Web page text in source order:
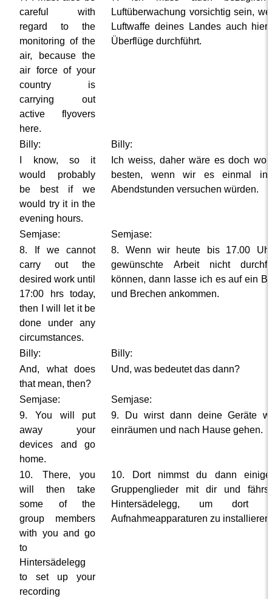
careful with
regard to the
monitoring of the
air, because the
air force of your
country is
carrying out
active flyovers
here.
Luftüberwachung vorsichtig sein,
Luftwaffe deines Landes auch hier
Überflüge durchführt.
Billy:
Billy:
I know, so it
would probably
be best if we
would try it in the
evening hours.
Ich weiss, daher wäre es doch
besten, wenn wir es einmal in
Abendstunden versuchen würden.
Semjase:
Semjase:
8. If we cannot
carry out the
desired work until
17:00 hrs today,
then I will let it be
done under any
circumstances.
8. Wenn wir heute bis 17.00
gewünschte Arbeit nicht
können, dann lasse ich es auf ein
und Brechen ankommen.
Billy:
Billy:
And, what does
that mean, then?
Und, was bedeutet das dann?
Semjase:
Semjase:
9. You will put
away your
devices and go
home.
9. Du wirst dann deine Geräte
einräumen und nach Hause gehen.
10. There, you
will then take
some of the
group members
with you and go
to
Hintersädelegg
to set up your
recording
10. Dort nimmst du dann
Gruppenglieder mit dir und
Hintersädelegg, um dort
Aufnahmeapparaturen zu